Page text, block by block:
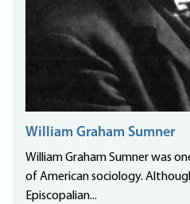
William Graham Sumner
William Graham Sumner was
of American sociology.
Episcopalian...